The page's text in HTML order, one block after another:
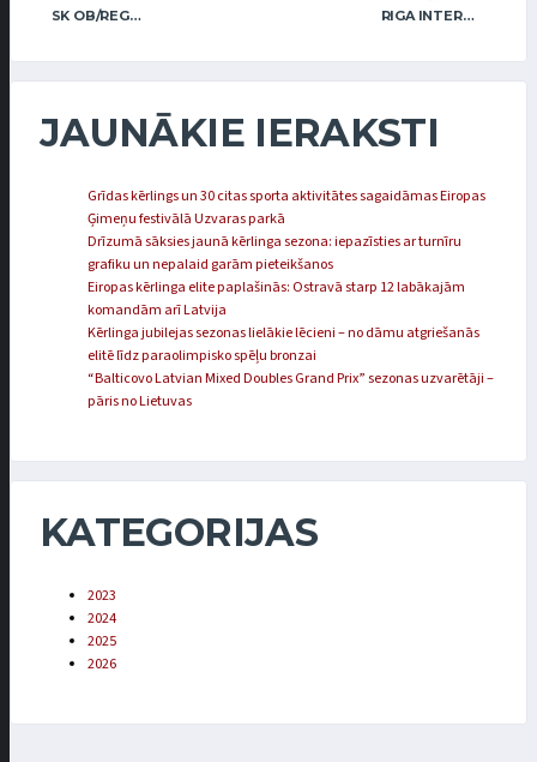
SK OB/REGŽA MEN RIGA INTERNATIONAL CURLING CLUB / GRAY
JAUNĀKIE IERAKSTI
Grīdas kērlings un 30 citas sporta aktivitātes sagaidāmas Eiropas
Ģimeņu festivālā Uzvaras parkā
Drīzumā sāksies jaunā kērlinga sezona: iepazīsties ar turnīru
grafiku un nepalaid garām pieteikšanos
Eiropas kērlinga elite paplašinās: Ostravā starp 12 labākajām
komandām arī Latvija
Kērlinga jubilejas sezonas lielākie lēcieni – no dāmu atgriešanās
elitē līdz paraolimpisko spēļu bronzai
“Balticovo Latvian Mixed Doubles Grand Prix” sezonas uzvarētāji –
pāris no Lietuvas
KATEGORIJAS
2023
2024
2025
2026